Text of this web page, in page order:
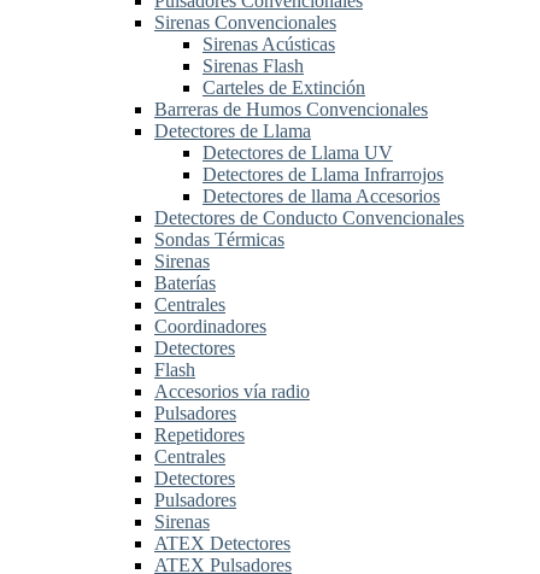
Sirenas Convencionales
Sirenas Acústicas
Sirenas Flash
Carteles de Extinción
Barreras de Humos Convencionales
Detectores de Llama
Detectores de Llama UV
Detectores de Llama Infrarrojos
Detectores de llama Accesorios
Detectores de Conducto Convencionales
Sondas Térmicas
Sirenas
Baterías
Centrales
Coordinadores
Detectores
Flash
Accesorios vía radio
Pulsadores
Repetidores
Centrales
Detectores
Pulsadores
Sirenas
ATEX Detectores
ATEX Pulsadores